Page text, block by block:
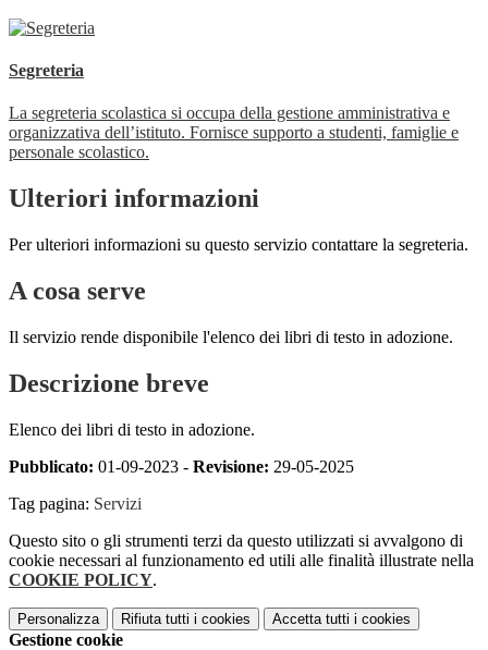
Segreteria
La segreteria scolastica si occupa della gestione amministrativa e
organizzativa dell’istituto. Fornisce supporto a studenti, famiglie e
personale scolastico.
Ulteriori informazioni
Per ulteriori informazioni su questo servizio contattare la segreteria.
A cosa serve
Il servizio rende disponibile l'elenco dei libri di testo in adozione.
Descrizione breve
Elenco dei libri di testo in adozione.
Pubblicato: 01-09-2023 - Revisione: 29-05-2025
Tag pagina: Servizi
Questo sito o gli strumenti terzi da questo utilizzati si avvalgono di
cookie necessari al funzionamento ed utili alle finalità illustrate nella
COOKIE POLICY.
Personalizza Rifiuta tutti i cookies Accetta tutti i cookies
Gestione cookie